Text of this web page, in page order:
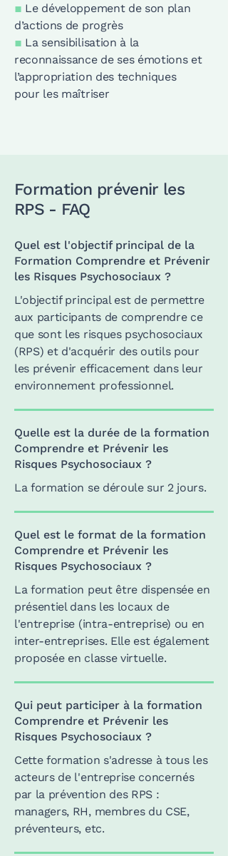
▪ Le développement de son plan
d’actions de progrès
▪ La sensibilisation à la
reconnaissance de ses émotions et
l’appropriation des techniques
pour les maîtriser
Formation prévenir les
RPS - FAQ
Quel est l'objectif principal de la
Formation Comprendre et Prévenir
les Risques Psychosociaux ?
L'objectif principal est de permettre
aux participants de comprendre ce
que sont les risques psychosociaux
(RPS) et d'acquérir des outils pour
les prévenir efficacement dans leur
environnement professionnel.
Quelle est la durée de la formation
Comprendre et Prévenir les
Risques Psychosociaux ?
La formation se déroule sur 2 jours.
Quel est le format de la formation
Comprendre et Prévenir les
Risques Psychosociaux ?
La formation peut être dispensée en
présentiel dans les locaux de
l'entreprise (intra-entreprise) ou en
inter-entreprises. Elle est également
proposée en classe virtuelle.
Qui peut participer à la formation
Comprendre et Prévenir les
Risques Psychosociaux ?
Cette formation s'adresse à tous les
acteurs de l'entreprise concernés
par la prévention des RPS :
managers, RH, membres du CSE,
préventeurs, etc.